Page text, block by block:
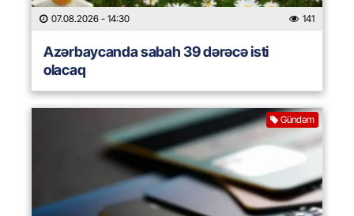
07.08.2026 - 14:30 141
Azərbaycanda sabah 39 dərəcə isti
olacaq
Gündəm